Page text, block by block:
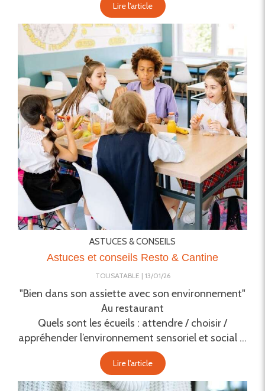
Lire l'article
ASTUCES & CONSEILS
Astuces et conseils Resto & Cantine
TOUSATABLE 13/01/26
"Bien dans son assiette avec son environnement"
Au restaurant
Quels sont les écueils : attendre / choisir /
appréhender l’environnement sensoriel et social ...
Lire l'article